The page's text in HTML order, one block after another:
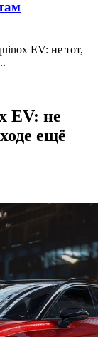
EV: не тот,
EV: не
ещё